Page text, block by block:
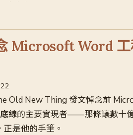
Microsoft Word
Old New Thing 發文悼念前
線的主要實現者——那條讓數十
是他的手筆。